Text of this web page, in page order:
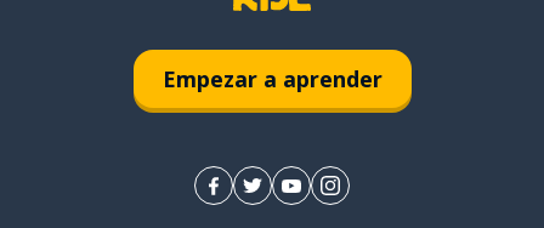
Empezar a aprender